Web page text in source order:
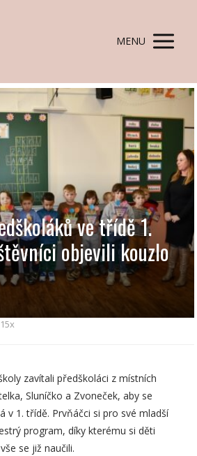
MENU
ve třídě 1.
objevili kouzlo
zavítali předškoláci z místních
Sluníčko a Zvoneček, aby se
v 1. třídě. Prvňáčci si pro své mladší
program, díky kterému si děti
se již naučili.